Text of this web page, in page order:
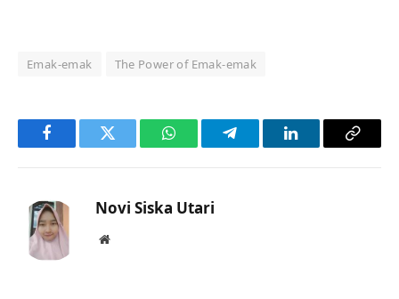
Emak-emak The Power of Emak-emak
FacebookTwitter WhatsAppTelegramLinkedInCopy
Novi Siska Utari
Website